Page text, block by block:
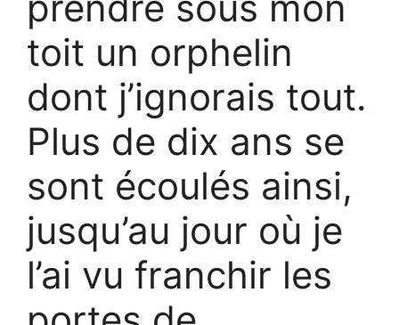
toit un orphelin
dont j’ignorais tout.
Plus de dix ans se
sont écoulés ainsi,
jusqu’au jour où je
l’ai vu franchir les